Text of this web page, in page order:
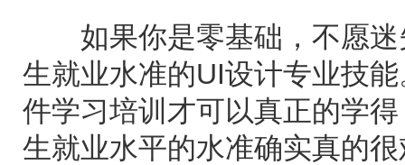
如果你是零基础，不愿迷
生就业水准的UI设计专业技
件学习培训才可以真正的学
生就业水平的水准确实真的